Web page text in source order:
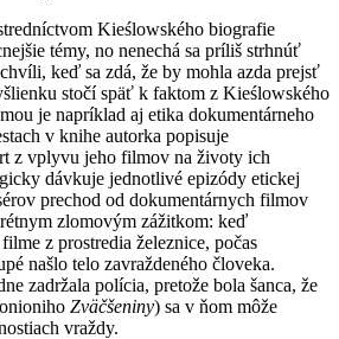
Kieślowského biografie
témy, no nenechá sa príliš strhnúť
keď sa zdá, že by mohla azda prejsť
stočí späť k faktom z Kieślowského
je napríklad aj etika dokumentárneho
v knihe autorka popisuje
z vplyvu jeho filmov na životy ich
dávkuje jednotlivé epizódy etickej
prechod od dokumentárnych filmov
zlomovým zážitkom: keď
z prostredia železnice, počas
našlo telo zavraždeného človeka.
zadržala polícia, pretože bola šanca, že
Zväčšeniny) sa v ňom môže
vraždy.